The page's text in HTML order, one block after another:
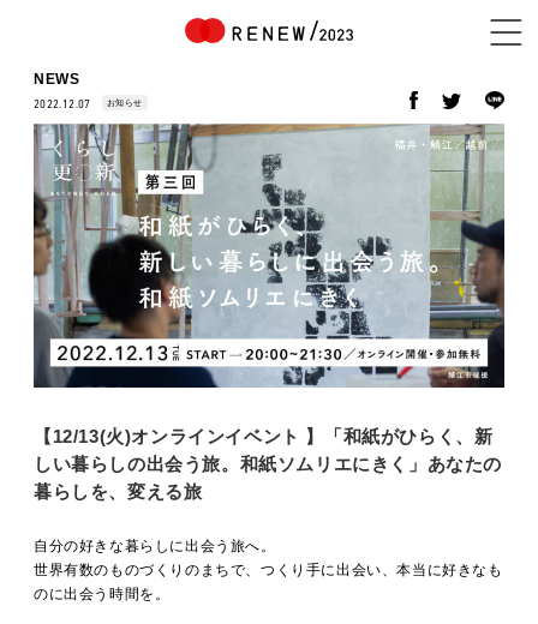
NEWS
ABOUT
CONTENTS
EXHIBITOR
MOVIE
NEWS
2022.12.07 お知らせ
【12/13(火)オンラインイベント 】「和紙がひらく、新
しい暮らしの出会う旅。和紙ソムリエにきく」あなたの
暮らしを、変える旅
自分の好きな暮らしに出会う旅へ。
世界有数のものづくりのまちで、つくり手に出会い、本当に好きなも
のに出会う時間を。